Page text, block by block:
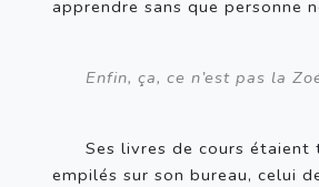
apprendre sans que personne
Enfin, ça, ce n’est pas la
Ses livres de cours étaient
empilés sur son bureau, celui